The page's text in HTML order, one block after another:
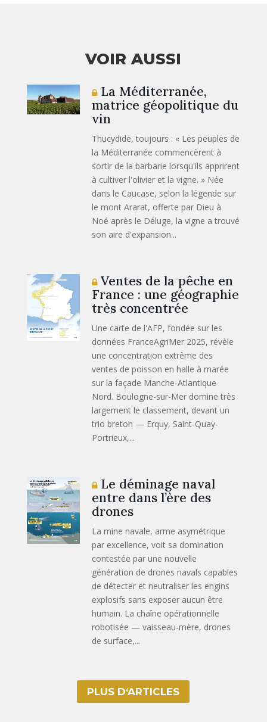
VOIR AUSSI
La Méditerranée,
matrice géopolitique du
vin
Thucydide, toujours : « Les peuples de
la Méditerranée commencèrent à
sortir de la barbarie lorsqu'ils apprirent
à cultiver l'olivier et la vigne. » Née
dans le Caucase, selon la légende sur
le mont Ararat, offerte par Dieu à
Noé après le Déluge, la vigne a trouvé
son aire d'expansion...
Ventes de la pêche en
France : une géographie
très concentrée
Une carte de l'AFP, fondée sur les
données FranceAgriMer 2025, révèle
une concentration extrême des
ventes de poisson en halle à marée
sur la façade Manche-Atlantique
Nord. Boulogne-sur-Mer domine très
largement le classement, devant un
trio breton — Erquy, Saint-Quay-
Portrieux,...
Le déminage naval
entre dans l’ère des
drones
La mine navale, arme asymétrique
par excellence, voit sa domination
contestée par une nouvelle
génération de drones navals capables
de détecter et neutraliser les engins
explosifs sans exposer aucun être
humain. La chaîne opérationnelle
robotisée — vaisseau-mère, drones
de surface,...
PLUS D‘ARTICLES